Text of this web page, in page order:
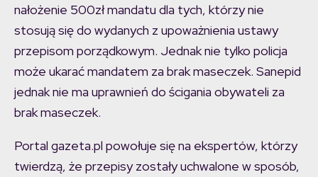
nałożenie 500zł mandatu dla tych, którzy nie
stosują się do wydanych z upoważnienia ustawy
przepisom porządkowym. Jednak nie tylko policja
może ukarać mandatem za brak maseczek. Sanepid
jednak nie ma uprawnień do ścigania obywateli za
brak maseczek.
Portal gazeta.pl powołuje się na ekspertów, którzy
twierdzą, że przepisy zostały uchwalone w sposób,